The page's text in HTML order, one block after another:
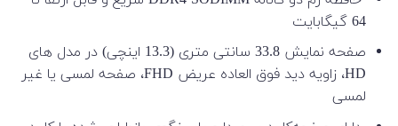
64 گیگابایت
صفحه نمایش 33.8 سانتی متری (13.3 اینچی) در مدل های
HD، زاویه دید فوق العاده عریض FHD، صفحه لمسی یا غیر
لمسی